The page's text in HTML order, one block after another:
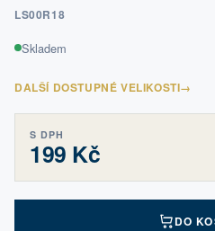
LS00R18
Skladem
DALŠÍ DOSTUPNÉ VELIKOSTI→
S DPH
199 Kč
DO